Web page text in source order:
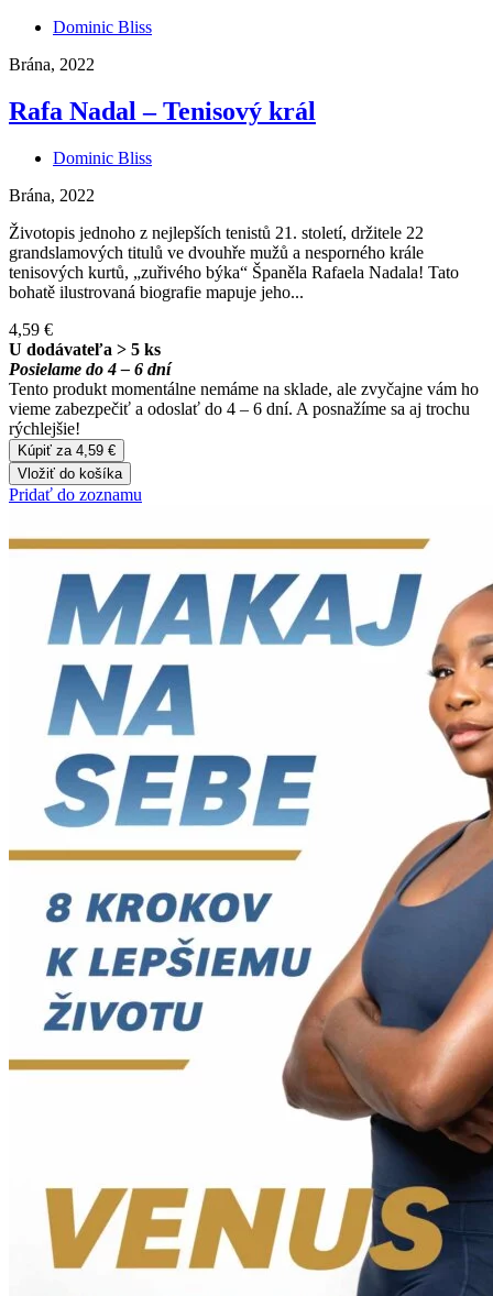
Dominic Bliss
Brána, 2022
Rafa Nadal – Tenisový král
Dominic Bliss
Brána, 2022
Životopis jednoho z nejlepších tenistů 21. století, držitele 22
grandslamových titulů ve dvouhře mužů a nesporného krále
tenisových kurtů, „zuřivého býka“ Španěla Rafaela Nadala! Tato
bohatě ilustrovaná biografie mapuje jeho...
4,59 €
U dodávateľa > 5 ks
Posielame do 4 – 6 dní
Tento produkt momentálne nemáme na sklade, ale zvyčajne vám ho
vieme zabezpečiť a odoslať do 4 – 6 dní. A posnažíme sa aj trochu
rýchlejšie!
Kúpiť za 4,59 €
Vložiť do košíka
Pridať do zoznamu